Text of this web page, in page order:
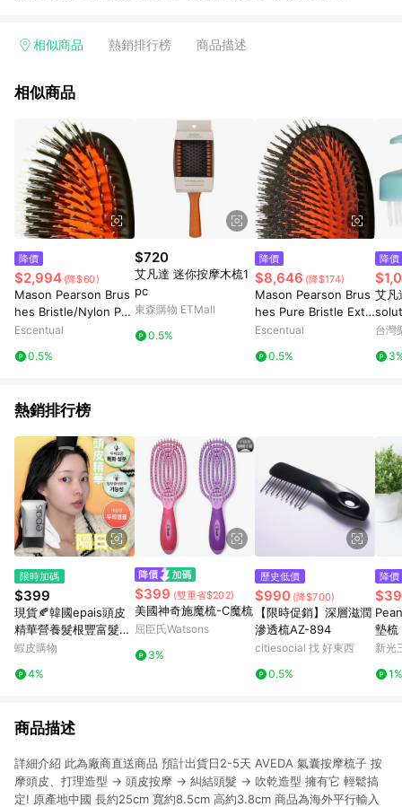
下單，每筆交易前請確認有經過LINE購物跳轉頁才符合返點資
數將於廠商出貨後30天前後發送。5.屈臣氏保留365天訂單記
單資格確認。 6.欲透過APP導購跳轉前往活動頁之用戶，煩請更
新屈臣氏APP至版本26010.4.0。
相似商品 熱銷排行榜 商品描述
相似商品
降價
$2,994 (降$60)
Mason Pearson Brus
hes Bristle/Nylon Poc
ket BN4 Blue
Escentual
0.5%
$720
艾凡達 迷你按摩木梳1
pc
東森購物 ETMall
0.5%
降價
$8,646 (降$174)
Mason Pearson Brus
hes Pure Bristle Extr
a Large B1 Pink
Escentual
0.5%
降價
艾
按摩
台灣
熱銷排行榜
限時加碼
$399
現貨🍂韓國epais頭皮
精華營養髮根豐富髮量
頭皮精華 頭皮精華梳
蝦皮購物
4%
$399 (雙重省$202)
美國神奇施魔梳-C魔梳
屈臣氏Watsons
3%
歷史低價
$990 (降$700)
【限時促銷】深層滋潤
滲透梳AZ-894
citiesocial 找 好東西
0.5%
降價
墊
新光
1%
商品描述
詳細介紹 此為廠商直送商品 預計出貨日2-5天 AVEDA 氣囊按摩梳子 按
摩頭皮、打理造型 → 頭皮按摩 → 糾結頭髮 → 吹乾造型 擁有它 輕鬆搞
定! 原產地中國 長約25cm 寬約8.5cm 高約3.8cm 商品為海外平行輸入